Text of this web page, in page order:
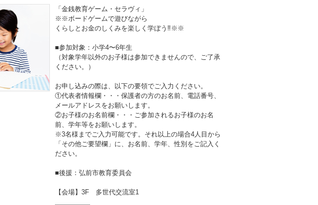
「金銭教育ゲーム・セラヴィ」
※※ボードゲームで遊びながら
くらしとお金のしくみを楽しく学ぼう‼※※
■参加対象：小学4〜6年生
（対象学年以外のお子様は参加できませんので、ご了承
ください。）
お申し込みの際は、以下の要領でご入力ください。
①代表者情報欄・・・保護者の方のお名前、電話番号、
メールアドレスをお願いします。
②お子様のお名前欄・・・ご参加されるお子様のお名
前、学年等をお願いします。
※3名様までご入力可能です。それ以上の場合4人目から
「その他ご要望欄」に、お名前、学年、性別をご記入く
ださい。
■後援：弘前市教育委員会
【会場】3F 多世代交流室1